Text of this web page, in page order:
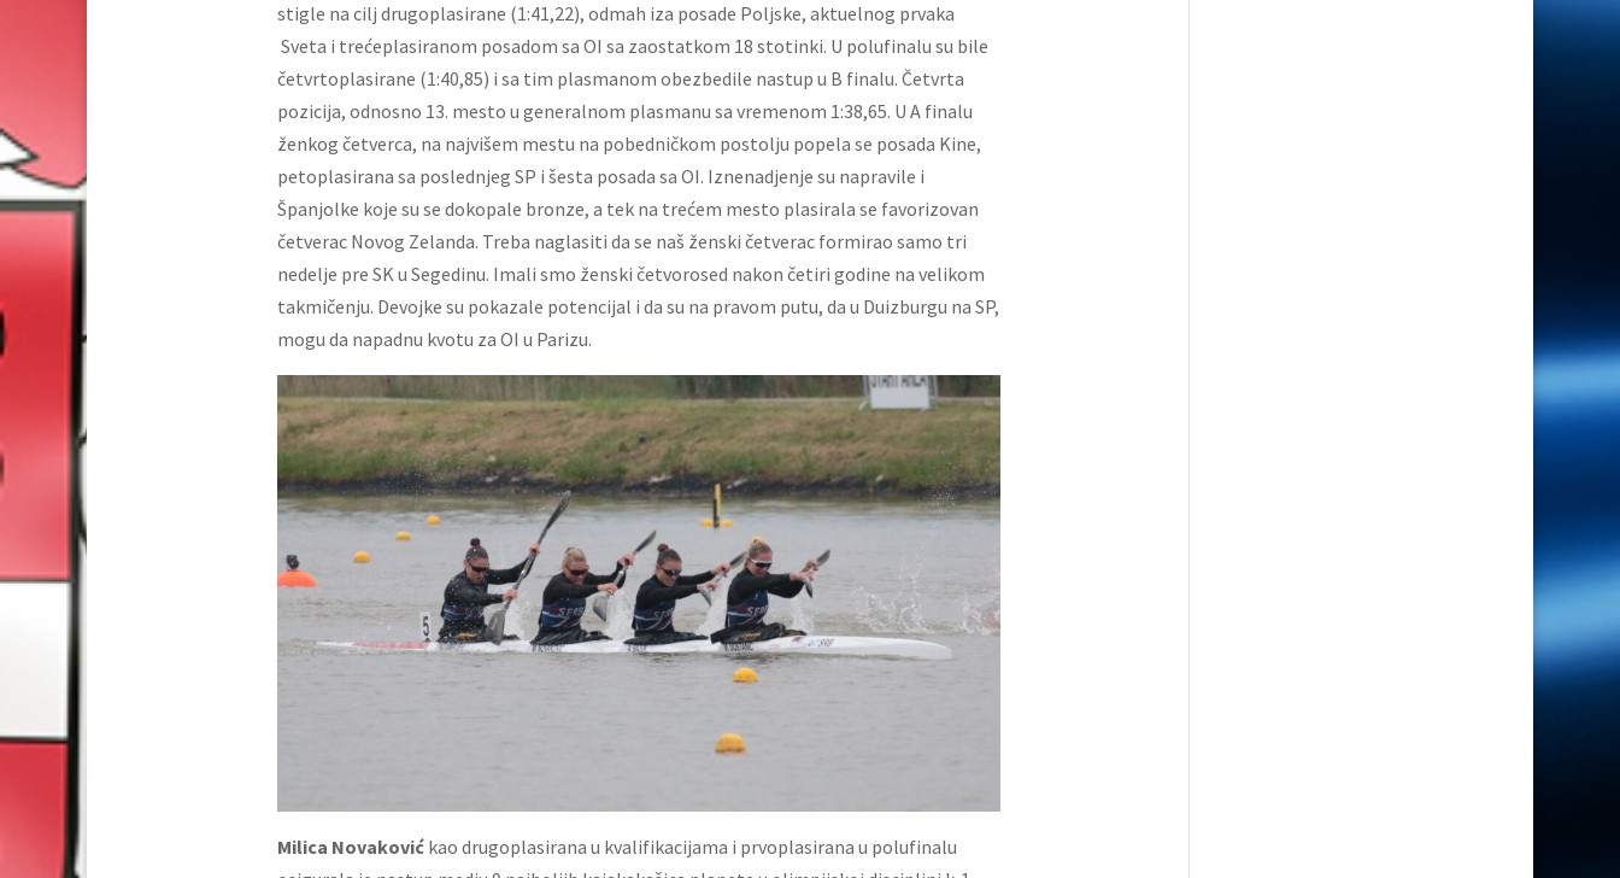
stigle na cilj drugoplasirane (1:41,22), odmah iza posade Poljske, aktuelnog prvaka
Sveta i trećeplasiranom posadom sa OI sa zaostatkom 18 stotinki. U polufinalu su bile
četvrtoplasirane (1:40,85) i sa tim plasmanom obezbedile nastup u B finalu. Četvrta
pozicija, odnosno 13. mesto u generalnom plasmanu sa vremenom 1:38,65. U A finalu
ženkog četverca, na najvišem mestu na pobedničkom postolju popela se posada Kine,
petoplasirana sa poslednjeg SP i šesta posada sa OI. Iznenadjenje su napravile i
Španjolke koje su se dokopale bronze, a tek na trećem mesto plasirala se favorizovan
četverac Novog Zelanda. Treba naglasiti da se naš ženski četverac formirao samo tri
nedelje pre SK u Segedinu. Imali smo ženski četvorosed nakon četiri godine na velikom
takmičenju. Devojke su pokazale potencijal i da su na pravom putu, da u Duizburgu na SP,
mogu da napadnu kvotu za OI u Parizu.
Milica Novakovićkao drugoplasirana u kvalifikacijama i prvoplasirana u polufinalu